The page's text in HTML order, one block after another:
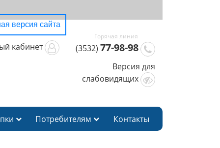
версия сайта
кабинет (3532) 77-98-98
Версия для
слабовидящих
Потребителям Контакты